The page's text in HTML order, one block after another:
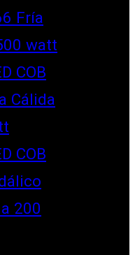
Fría
watt
COB
Cálida
COB
200